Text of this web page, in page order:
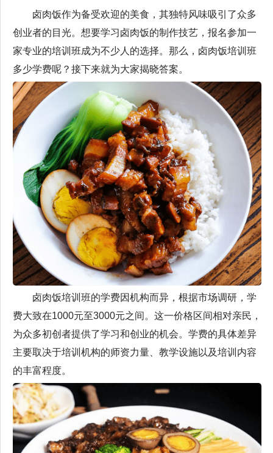
卤肉饭作为备受欢迎的美食，其独特风味吸引了众多
创业者的目光。想要学习卤肉饭的制作技艺，报名参加一
家专业的培训班成为不少人的选择。那么，卤肉饭培训班
多少学费呢？接下来就为大家揭晓答案。
卤肉饭培训班的学费因机构而异，根据市场调研，学
费大致在1000元至3000元之间。这一价格区间相对亲民，
为众多初创者提供了学习和创业的机会。学费的具体差异
主要取决于培训机构的师资力量、教学设施以及培训内容
的丰富程度。